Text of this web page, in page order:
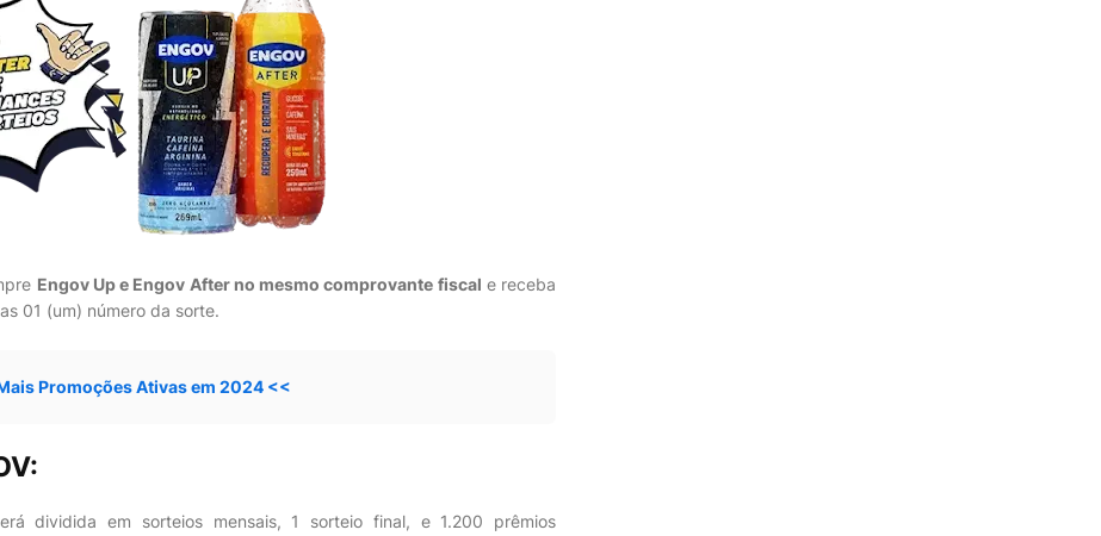
Engov Up e Engov After no mesmo comprovante fiscal e receba
01 (um) número da sorte.
Promoções Ativas em 2024 <<
dividida em sorteios mensais, 1 sorteio final, e 1.200 prêmios